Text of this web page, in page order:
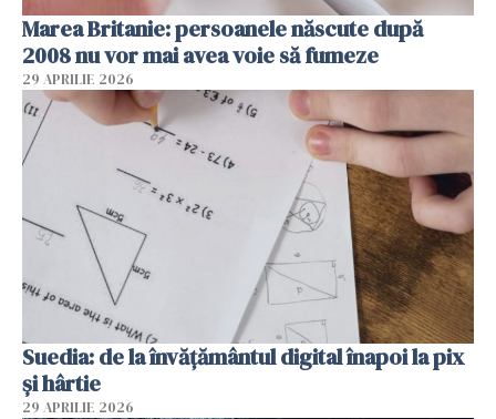
Marea Britanie: persoanele născute după
2008 nu vor mai avea voie să fumeze
29 APRILIE 2026
Suedia: de la învățământul digital înapoi la pix
și hârtie
29 APRILIE 2026